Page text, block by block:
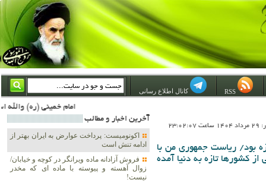
کانال اطلاع رسانی
امام خمینی (ره) والله اسلام تمامش سیاست است؛ ***** امام شهید: به گفتار امام و کردار امام اهتمام بورزید ***** امام خمینی(ره): ان شاء الله ما اندوه دلمان را در وقت مناسب با انتقام از امریکا و آل سعود برطرف خواهیم
بود/ ریاست جمهوری من با
کشورها تازه به دنیا آمده
آخرين اخبار و مطالب
اکونومیست: پرداخت عوارض به ایران بهتر از
ادامه تنش است
فروش آزادانه ماده ویرانگر در کوچه و خیابان/
زوال آهسته و پیوسته با ماده ای که مخدر
نیست!